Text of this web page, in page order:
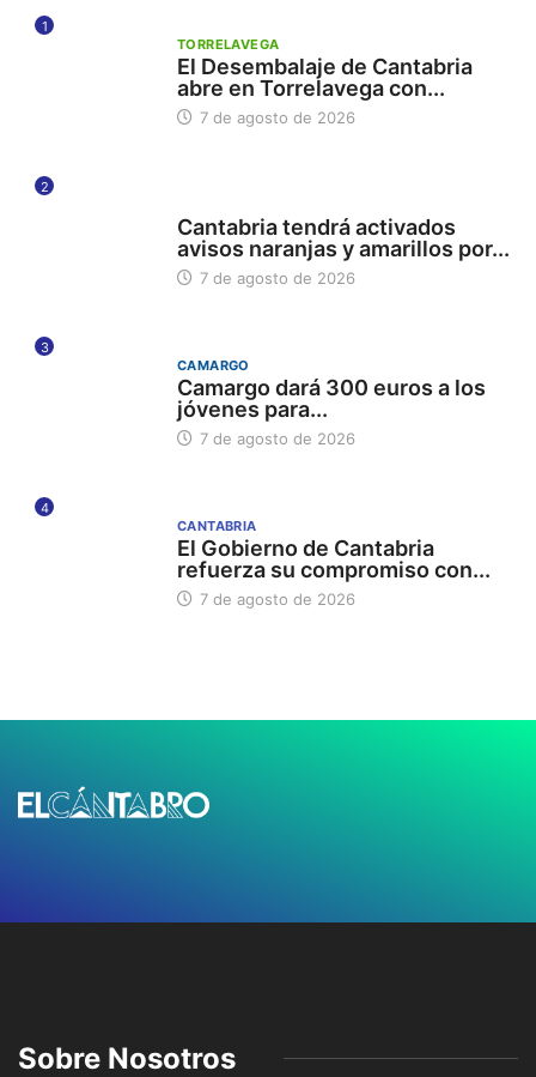
1
TORRELAVEGA
El Desembalaje de Cantabria
abre en Torrelavega con...
7 de agosto de 2026
2
Cantabria tendrá activados
avisos naranjas y amarillos por...
7 de agosto de 2026
3
CAMARGO
Camargo dará 300 euros a los
jóvenes para...
7 de agosto de 2026
4
CANTABRIA
El Gobierno de Cantabria
refuerza su compromiso con...
7 de agosto de 2026
Sobre Nosotros